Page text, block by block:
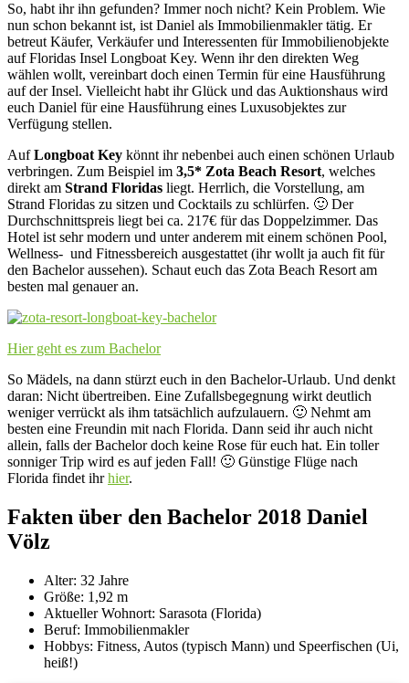
So, habt ihr ihn gefunden? Immer noch nicht? Kein Problem. Wie
nun schon bekannt ist, ist Daniel als Immobilienmakler tätig. Er
betreut Käufer, Verkäufer und Interessenten für Immobilienobjekte
auf Floridas Insel Longboat Key. Wenn ihr den direkten Weg
wählen wollt, vereinbart doch einen Termin für eine Hausführung
auf der Insel. Vielleicht habt ihr Glück und das Auktionshaus wird
euch Daniel für eine Hausführung eines Luxusobjektes zur
Verfügung stellen.
AufLongboat Key könnt ihr nebenbei auch einen schönen Urlaub
verbringen. Zum Beispiel im 3,5* Zota Beach Resort, welches
direkt am Strand Floridas liegt. Herrlich, die Vorstellung, am
Strand Floridas zu sitzen und Cocktails zu schlürfen. 🙂 Der
Durchschnittspreis liegt bei ca. 217€ für das Doppelzimmer. Das
Hotel ist sehr modern und unter anderem mit einem schönen Pool,
Wellness- und Fitnessbereich ausgestattet (ihr wollt ja auch fit für
den Bachelor aussehen). Schaut euch das Zota Beach Resort am
besten mal genauer an.
Hier geht es zum Bachelor
So Mädels, na dann stürzt euch in den Bachelor-Urlaub. Und denkt
daran: Nicht übertreiben. Eine Zufallsbegegnung wirkt deutlich
weniger verrückt als ihm tatsächlich aufzulauern. 🙂 Nehmt am
besten eine Freundin mit nach Florida. Dann seid ihr auch nicht
allein, falls der Bachelor doch keine Rose für euch hat. Ein toller
sonniger Trip wird es auf jeden Fall! 🙂 Günstige Flüge nach
Florida findet ihrhier.
Fakten über den Bachelor 2018 Daniel
Völz
Alter: 32 Jahre
Größe: 1,92 m
Aktueller Wohnort: Sarasota (Florida)
Beruf: Immobilienmakler
Hobbys: Fitness, Autos (typisch Mann) und Speerfischen (Ui,
heiß!)